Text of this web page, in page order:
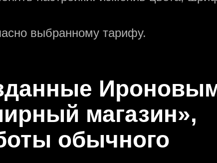
выбранному тарифу.
магазин»,
обычного